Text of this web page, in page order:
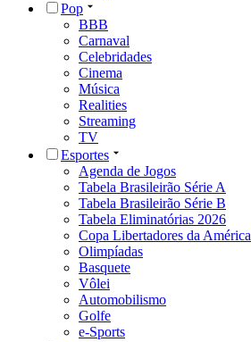
Pop
BBB
Carnaval
Celebridades
Cinema
Música
Realities
Streaming
TV
Esportes
Agenda de Jogos
Tabela Brasileirão Série A
Tabela Brasileirão Série B
Tabela Eliminatórias 2026
Copa Libertadores da América
Olimpíadas
Basquete
Vôlei
Automobilismo
Golfe
e-Sports